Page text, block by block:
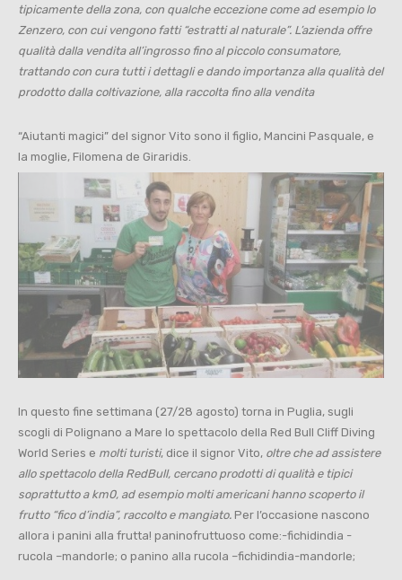
tipicamente della zona, con qualche eccezione come ad esempio lo
Zenzero, con cui vengono fatti “estratti al naturale”. L’azienda offre
qualità dalla vendita all’ingrosso fino al piccolo consumatore,
trattando con cura tutti i dettagli e dando importanza alla qualità del
prodotto dalla coltivazione, alla raccolta fino alla vendita
“Aiutanti magici” del signor Vito sono il figlio, Mancini Pasquale, e
la moglie, Filomena de Giraridis.
In questo fine settimana (27/28 agosto) torna in Puglia, sugli
scogli di Polignano a Mare lo spettacolo della Red Bull Cliff Diving
World Series e molti turisti, dice il signor Vito, oltre che ad assistere
allo spettacolo della RedBull, cercano prodotti di qualità e tipici
soprattutto a km0, ad esempio molti americani hanno scoperto il
frutto “fico d’india”, raccolto e mangiato. Per l’occasione nascono
allora i panini alla frutta! paninofruttuoso come:-fichidindia -
rucola –mandorle; o panino alla rucola –fichidindia-mandorle;